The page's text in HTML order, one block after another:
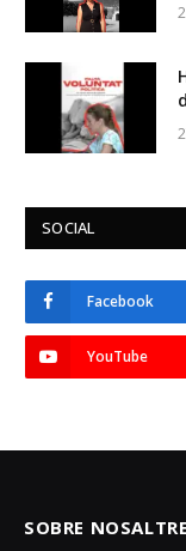
SOCIAL
Facebook
YouTube
SOBRE